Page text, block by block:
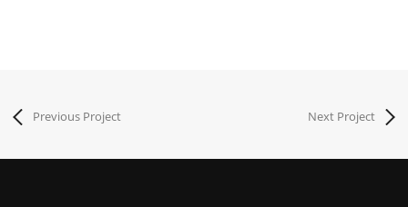
Previous Project Next Project